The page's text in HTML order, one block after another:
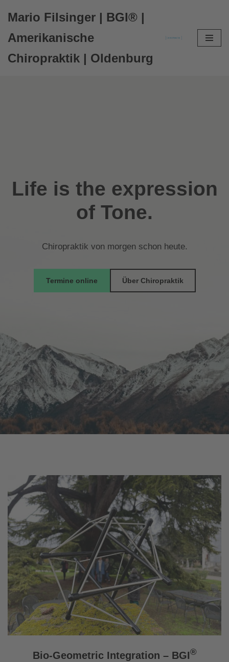
Inhalt
springen
Mario Filsinger | BGI® |
Amerikanische
Chiropraktik | Oldenburg
Life is the expression
of Tone.
Chiropraktik von morgen schon heute.
Termine online Über Chiropraktik
Bio-Geometric Integration – BGI®